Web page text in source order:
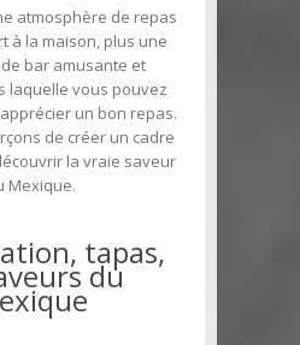
atmosphère de repas
à la maison, plus une
bar amusante et
laquelle vous pouvez
un bon repas.
de créer un cadre
la vraie saveur
Mexique.
tapas,
du